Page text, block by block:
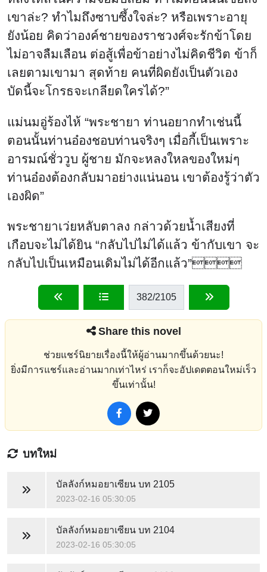
เขาล่ะ? ทำไมถึงซาบซึ้งใจล่ะ? หรือเพราะอายุ
ยังน้อย คิดว่าองค์ชายของราชวงศ์จะรักข้าโดย
ไม่อาจลืมเลือน ต่อสู้เพื่อข้าอย่างไม่คิดชีวิต ข้าก็
เลยตามเขามา สุดท้าย คนที่ผิดยังเป็นตัวเอง
บัดนี้จะโกรธจะเกลียดใครได้?”
แม่นมอู่ร้องไห้ “พระชายา ท่านอยากทำเช่นนี้
ตอนนั้นท่านอ๋องชอบท่านจริงๆ เมื่อกี้เป็นเพราะ
อารมณ์ชั่ววูบ ผู้ชาย มักจะหลงใหลของใหม่ๆ
ท่านอ๋องต้องกลับมาอย่างแน่นอน เขาต้องรู้ว่าตัว
เองผิด”
พระชายาเว่ยหลับตาลง กล่าวด้วยน้ำเสียงที่
เกือบจะไม่ได้ยิน “กลับไปไม่ได้แล้ว ข้ากับเขา จะ
กลับไปเป็นเหมือนเดิมไม่ได้อีกแล้ว”
382/2105
Share this novel
ช่วยแชร์นิยายเรื่องนี้ให้ผู้อ่านมากขึ้นด้วยนะ!
ยิ่งมีการแชร์และอ่านมากเท่าไหร่ เราก็จะอัปเดตตอนใหม่เร็ว
ขึ้นเท่านั้น!
บทใหม่
บัลลังก์หมอยาเซียนบท 2105
2023-02-16 05:30:05
บัลลังก์หมอยาเซียนบท 2104
2023-02-16 05:30:05